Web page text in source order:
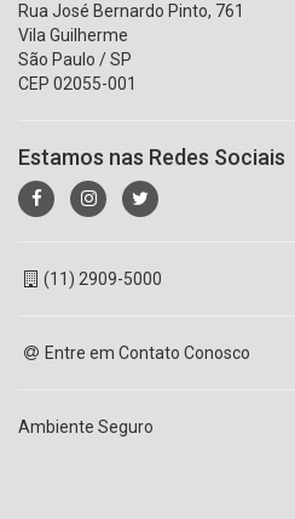
Rua José Bernardo Pinto, 761
Vila Guilherme
São Paulo / SP
CEP 02055-001
Estamos nas Redes Sociais
(11) 2909-5000
Entre em Contato Conosco
Ambiente Seguro